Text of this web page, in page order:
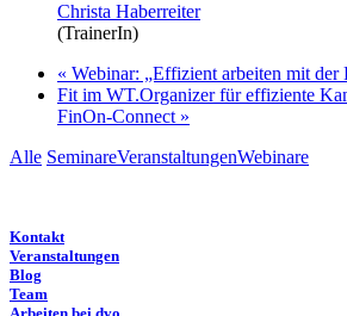
Christa Haberreiter
(TrainerIn)
« Webinar: „Effizient arbeiten mit der
Fit im WT.Organizer für effiziente
FinOn-Connect »
Alle SeminareVeranstaltungenWebinare
Kontakt
Veranstaltungen
Blog
Team